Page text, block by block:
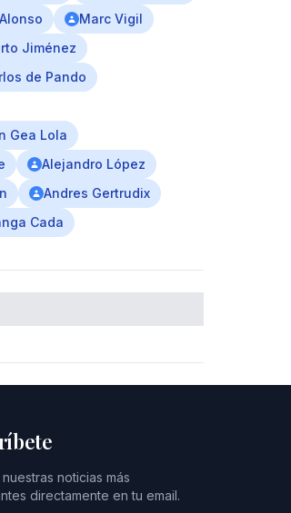
Marc Vigil
Jiménez
de Pando
Gea Lola
Alejandro López
Andres Gertrudix
Cada
noticias más
directamente en tu email.